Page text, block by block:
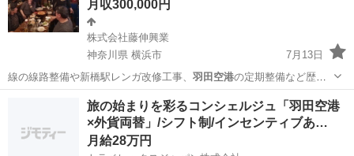
月収300,000円
株式会社藤伸興業
神奈川県 横浜市
7月13日
線の線路整備や新橋駅レンガ改修工事、 羽田空港の定期整備など歴史
に残る大規模建築物…
横浜市 その他 50代
旅の始まりを彩るコンシェルジュ「羽田空港
×外貨両替」/シフト制/インセンティブあ…
月給28万円